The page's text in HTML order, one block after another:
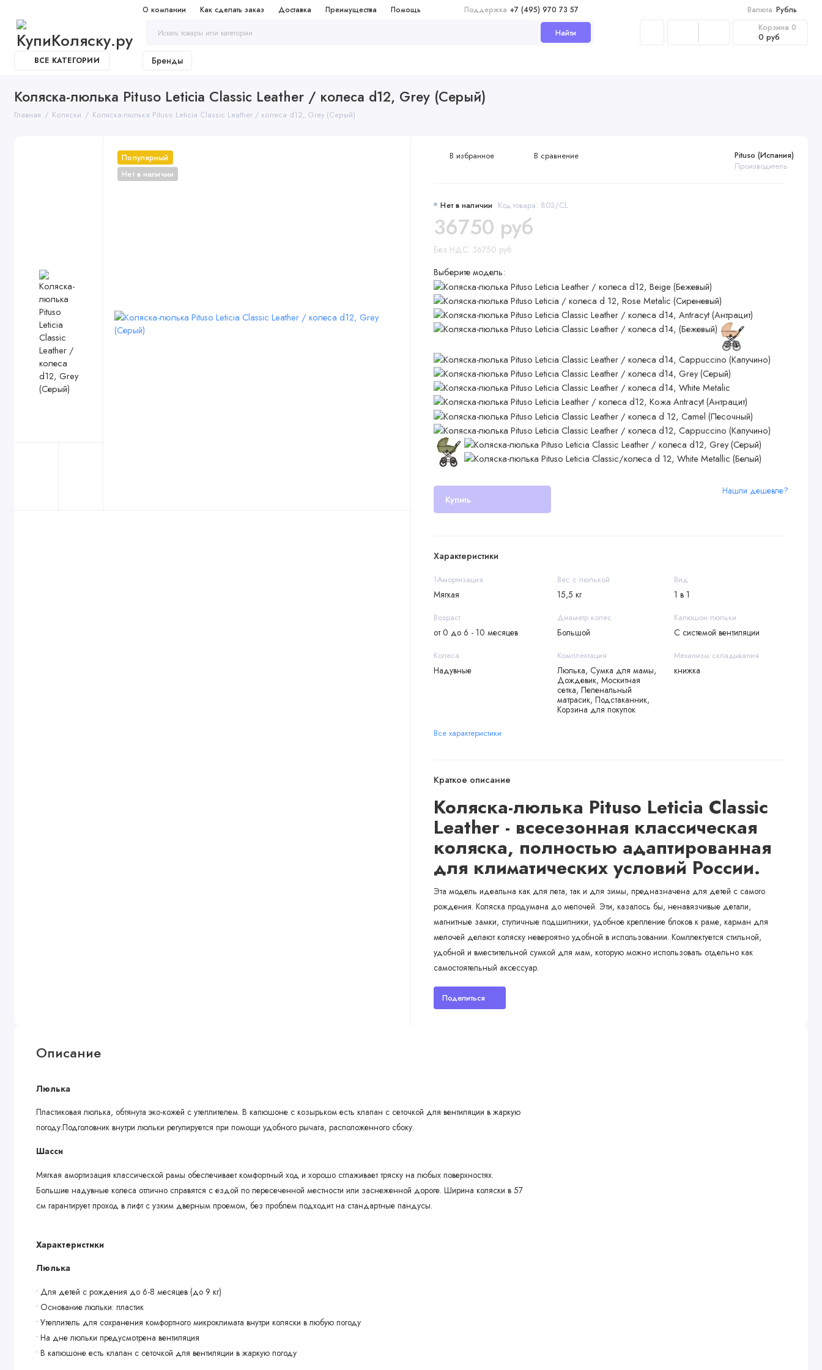
О компании Как сделать заказ Доставка Преимущества Помощь Поддержка +7 (495) 970 73 57 Валюта Рубль
Найти Корзина 0
0 руб
ВСЕ КАТЕГОРИИ Бренды
Коляска-люлька Pituso Leticia Classic Leather / колеса d12, Grey (Серый)
Главная Коляски Коляска-люлька Pituso Leticia Classic Leather / колеса d12, Grey (Серый)
Популярный
Нет в наличии
Нет в наличии Код товара: 803/CL
Pituso (Испания)
Производитель
36750 руб
Без НДС: 36750 руб
Выберите модель:
Купить
Нашли дешевле?
В избранное В сравнение
Характеристики
1Амортизация
Мягкая
Вес с люлькой
15,5 кг
Вид
1 в 1
Возраст
от 0 до 6 - 10 месяцев
Диаметр колес
Большой
Капюшон люльки
С системой вентиляции
Колеса
Надувные
Комплектация
Люлька, Сумка для мамы,
Дождевик, Москитная
сетка, Пеленальный
матрасик, Подстаканник,
Корзина для покупок
Механизм складывания
книжка
Все характеристики
Краткое описание
Коляска-люлька Pituso Leticia Classic
Leather - всесезонная классическая
коляска, полностью адаптированная
для климатических условий России.
Эта модель идеальна как для лета, так и для зимы, предназначена для детей с самого
рождения. Коляска продумана до мелочей. Эти, казалось бы, ненавязчивые детали,
магнитные замки, ступичные подшипники, удобное крепление блоков к раме, карман для
мелочей делают коляску невероятно удобной в использовании. Комплектуется стильной,
удобной и вместительной сумкой для мам, которую можно использовать отдельно как
самостоятельный аксессуар.
Поделиться
Описание
Люлька
Пластиковая люлька, обтянута эко-кожей с утеплителем. В капюшоне с козырьком есть клапан с сеточкой для вентиляции в жаркую
погоду.Подголовник внутри люльки регулируется при помощи удобного рычага, расположенного сбоку.
Шасси
Мягкая амортизация классической рамы обеспечивает комфортный ход и хорошо сглаживает тряску на любых поверхностях.
Большие надувные колеса отлично справятся с ездой по пересеченной местности или заснеженной дороге. Ширина коляски в 57
см гарантирует проход в лифт с узким дверным проемом, без проблем подходит на стандартные пандусы.
Характеристики
Люлька
• Для детей с рождения до 6-8 месяцев (до 9 кг)
• Основание люльки: пластик
• Утеплитель для сохранения комфортного микроклимата внутри коляски в любую погоду
• На дне люльки предусмотрена вентиляция
• В капюшоне есть клапан с сеточкой для вентиляции в жаркую погоду